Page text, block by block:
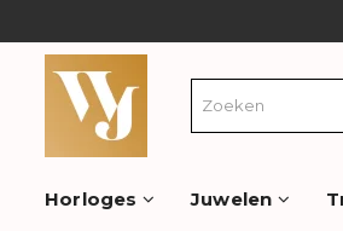
Horloges Juwelen